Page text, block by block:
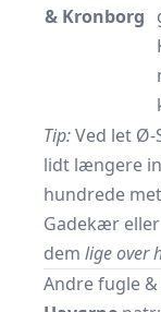
& Kronborg
Tip:Ved let
lidt længere
hundrede
Gadekær
dem lige over
Andre fugle